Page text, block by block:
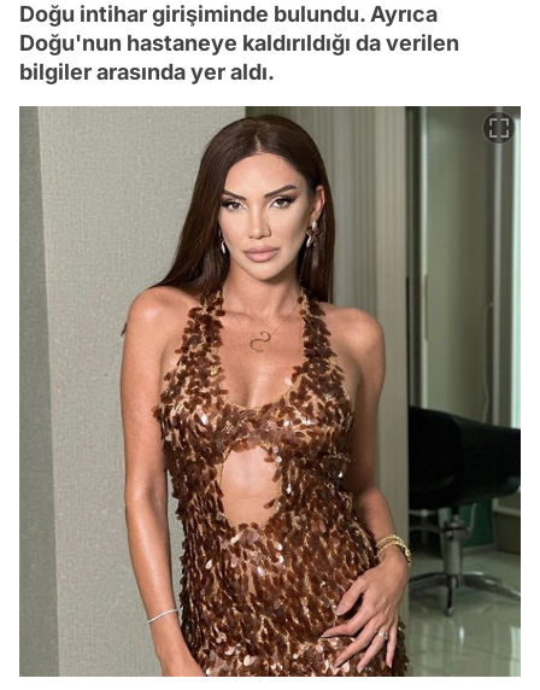
Doğu intihar girişiminde bulundu. Ayrıca
Doğu'nun hastaneye kaldırıldığı da verilen
bilgiler arasında yer aldı.